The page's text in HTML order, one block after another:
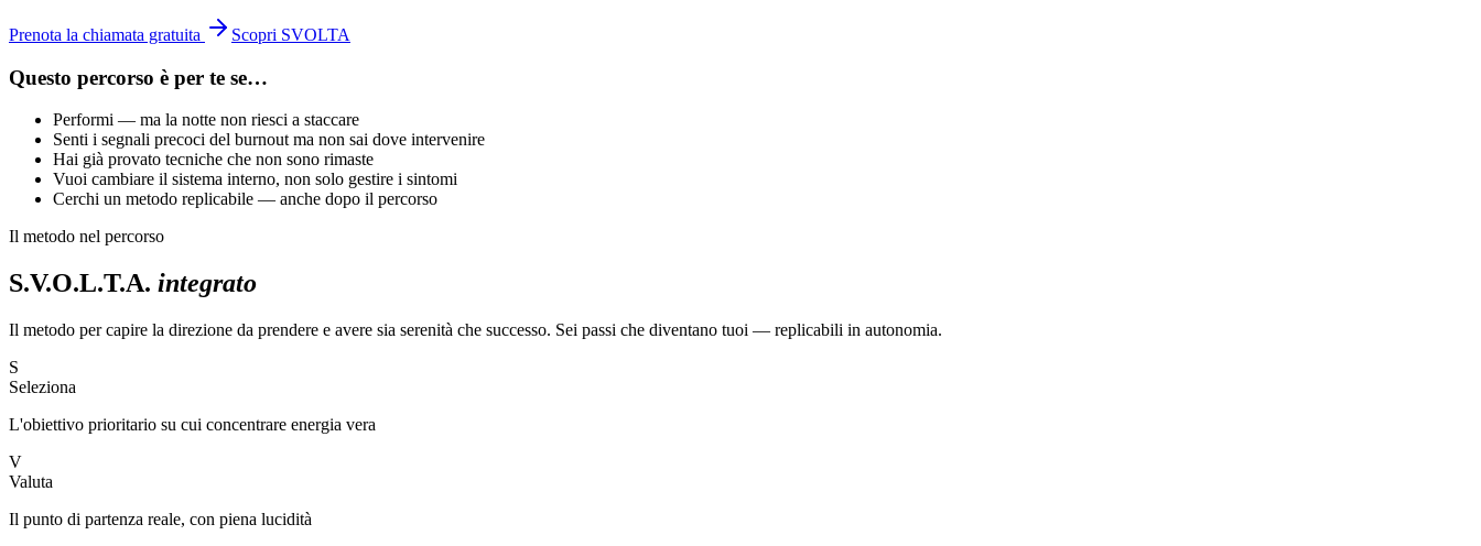
Prenota la chiamata gratuita Scopri SVOLTA
Questo percorso è per te se…
Performi — ma la notte non riesci a staccare
Senti i segnali precoci del burnout ma non sai dove intervenire
Hai già provato tecniche che non sono rimaste
Vuoi cambiare il sistema interno, non solo gestire i sintomi
Cerchi un metodo replicabile — anche dopo il percorso
Il metodo nel percorso
S.V.O.L.T.A. integrato
Il metodo per capire la direzione da prendere e avere sia serenità che successo. Sei passi che diventano tuoi — replicabili in autonomia.
S
Seleziona
L'obiettivo prioritario su cui concentrare energia vera
V
Valuta
Il punto di partenza reale, con piena lucidità